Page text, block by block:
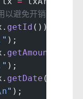
避免开销
getId ());
);
getAmount
);
getDate ());
" );